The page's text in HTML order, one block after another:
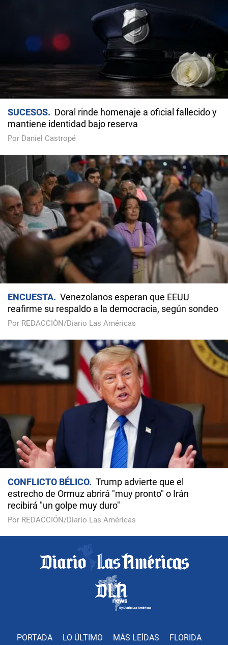
SUCESOS
Doral rinde homenaje a oficial fallecido y
mantiene identidad bajo reserva
Por Daniel Castropé
ENCUESTA
Venezolanos esperan que EEUU
reafirme su respaldo a la democracia, según sondeo
Por REDACCIÓN/Diario Las Américas
CONFLICTO BÉLICO
Trump advierte que el
estrecho de Ormuz abrirá "muy pronto" o Irán
recibirá "un golpe muy duro"
Por REDACCIÓN/Diario Las Américas
PORTADA LO ÚLTIMO MÁS LEÍDAS FLORIDA